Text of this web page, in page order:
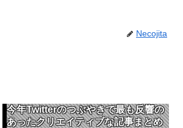
Necojita
今年Twitterのつぶやきで最も反響の
あったクリエイティブな記事まとめ